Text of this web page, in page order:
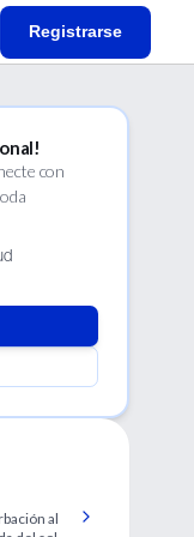
Registrarse
con
al